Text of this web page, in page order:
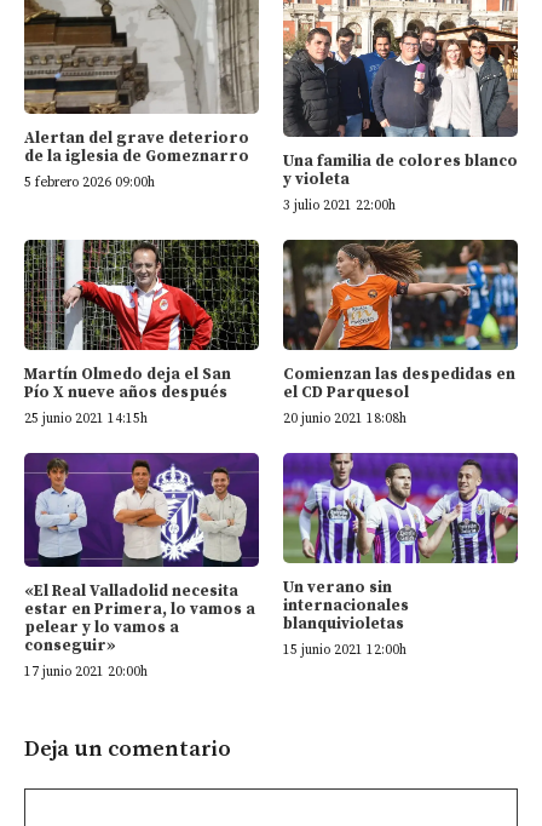
Alertan del grave deterioro
de la iglesia de Gomeznarro
5 febrero 2026 09:00h
Una familia de colores blanco
y violeta
3 julio 2021 22:00h
Martín Olmedo deja el San
Pío X nueve años después
25 junio 2021 14:15h
Comienzan las despedidas en
el CD Parquesol
20 junio 2021 18:08h
«El Real Valladolid necesita
estar en Primera, lo vamos a
pelear y lo vamos a
conseguir»
17 junio 2021 20:00h
Un verano sin
internacionales
blanquivioletas
15 junio 2021 12:00h
Deja un comentario